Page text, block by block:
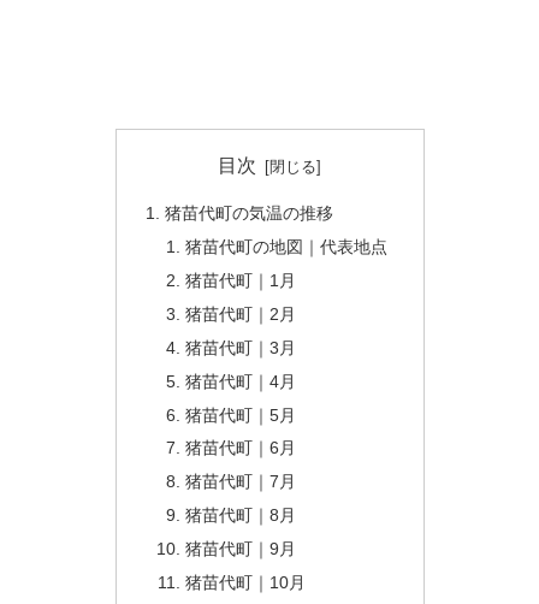
目次
猪苗代町の気温の推移
猪苗代町の地図｜代表地点
猪苗代町｜1月
猪苗代町｜2月
猪苗代町｜3月
猪苗代町｜4月
猪苗代町｜5月
猪苗代町｜6月
猪苗代町｜7月
猪苗代町｜8月
猪苗代町｜9月
猪苗代町｜10月